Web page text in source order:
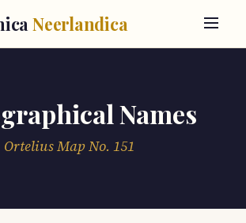
Neerlandica
Names
Ortelius Map No. 151